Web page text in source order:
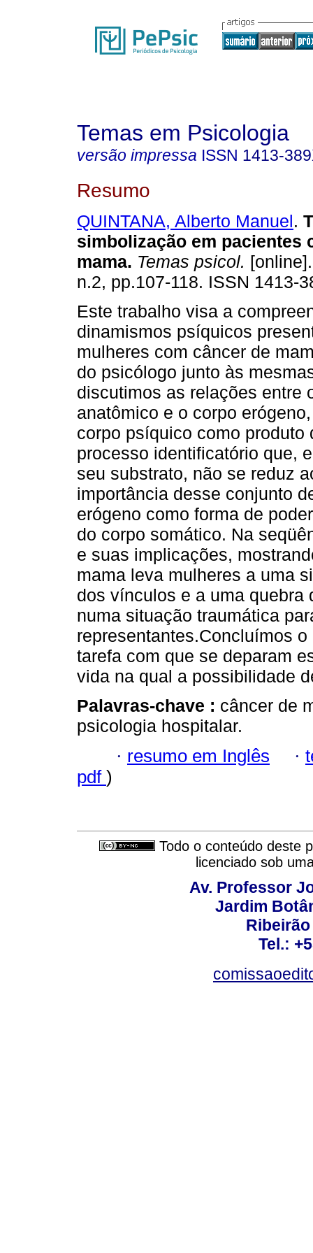
Temas em Psicologia
versão impressa ISSN 1413-
Resumo
QUINTANA, Alberto Manuel.
simbolização em pacientes
mama. Temas psicol.
n.2, pp.107-118. ISSN 1413-
Este trabalho visa a
dinamismos psíquicos
mulheres com câncer de
do psicólogo junto às
discutimos as relações entre
anatômico e o corpo
corpo psíquico como produto
processo identificatório que,
seu substrato, não se reduz
importância desse conjunto
erógeno como forma de
do corpo somático. Na
e suas implicações,
mama leva mulheres a uma
dos vínculos e a uma
numa situação traumática
representantes.Concluímos
tarefa com que se deparam
vida na qual a possibilidade
Palavras-chave : câncer de
psicologia hospitalar.
· resumo em Inglês ·
pdf )
Todo o conteúdo deste
licenciado sob
Av. Professor
Jardim
Tel.: